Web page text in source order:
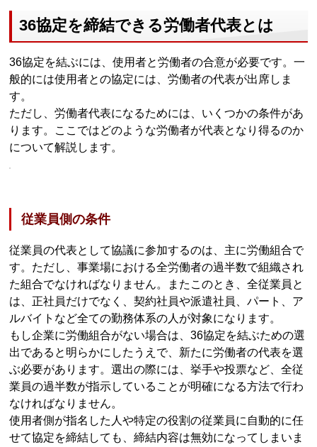
36協定を締結できる労働者代表とは
36協定を結ぶには、使用者と労働者の合意が必要です。一
般的には使用者との協定には、労働者の代表が出席しま
す。
ただし、労働者代表になるためには、いくつかの条件があ
ります。ここではどのような労働者が代表となり得るのか
について解説します。
従業員側の条件
従業員の代表として協議に参加するのは、主に労働組合で
す。ただし、事業場における全労働者の過半数で組織され
た組合でなければなりません。またこのとき、全従業員と
は、正社員だけでなく、契約社員や派遣社員、パート、ア
ルバイトなど全ての勤務体系の人が対象になります。
もし企業に労働組合がない場合は、36協定を結ぶための選
出であると明らかにしたうえで、新たに労働者の代表を選
ぶ必要があります。選出の際には、挙手や投票など、全従
業員の過半数が指示していることが明確になる方法で行わ
なければなりません。
使用者側が指名した人や特定の役割の従業員に自動的に任
せて協定を締結しても、締結内容は無効になってしまいま